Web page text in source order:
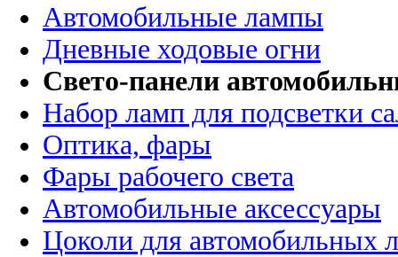
Автомобильные лампы
Дневные ходовые огни
Свето-панели
Набор ламп для подсветки
Оптика, фары
Фары рабочего света
Автомобильные аксессуары
Цоколи для автомобильных